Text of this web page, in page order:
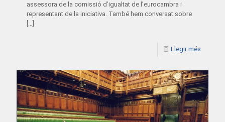
assessora de la comissió d’igualtat de l’eurocambra i
representant de la iniciativa. També hem conversat sobre
[…]
Llegir més